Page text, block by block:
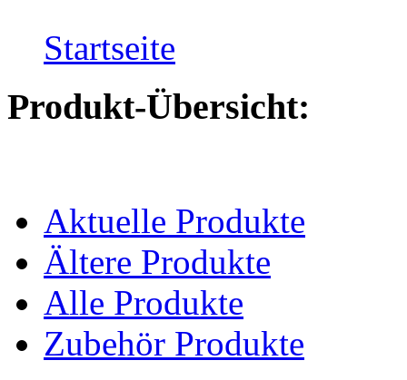
Startseite
Produkt-Übersicht:
Aktuelle Produkte
Ältere Produkte
Alle Produkte
Zubehör Produkte